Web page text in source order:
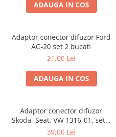
ADAUGA IN COS
Adaptor conector difuzor Ford
AG-20 set 2 bucati
21,00 Lei
ADAUGA IN COS
Adaptor conector difuzor
Skoda, Seat, VW 1316-01, set 2
bucati
39,00 Lei